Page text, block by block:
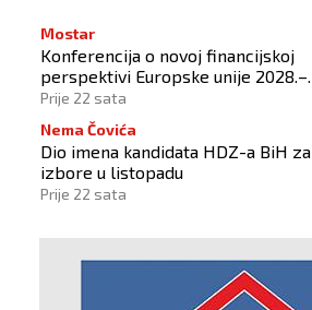
Mostar
Konferencija o novoj financijskoj
perspektivi Europske unije 2028.–
2034.
Prije 22 sata
Nema Čovića
Dio imena kandidata HDZ-a BiH za
izbore u listopadu
Prije 22 sata